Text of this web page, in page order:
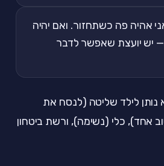
אהיה פה כשתחזור. ואם יהיה
יש יועצת שאפשר לדבר
נותן לילד שליטה (לנסח את
אחד), כלי (נשימה), ורשת ביטחון